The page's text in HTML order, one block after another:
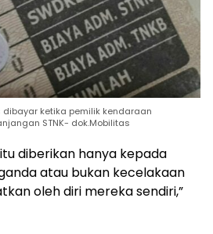
dibayar ketika pemilik kendaraan
STNK- dok.Mobilitas
diberikan hanya kepada
atau bukan kecelakaan
oleh diri mereka sendiri,”